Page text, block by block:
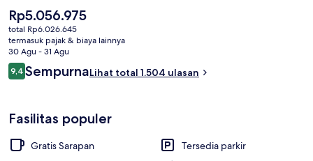
Staf dan kondisi keseluruhan mendapatkan nilai yang bagus dari
para traveler. Properti ini dapat ditempuh dengan berjalan kaki dari
transportasi umum: Stasiun Granville hanya beberapa langkah dan
Stasiun Vancouver City Center berjarak 3 menit.
Harga
saat
ini
Rp5.056.975
Rp5.056.975
total Rp6.026.645
termasuk pajak & biaya lainnya
30 Agu - 31 Agu
Ulasan
9,49,4 dari 10
SempurnaLihat total 1.504 ulasan
Fasilitas populer
Gratis Sarapan
Tersedia parkir